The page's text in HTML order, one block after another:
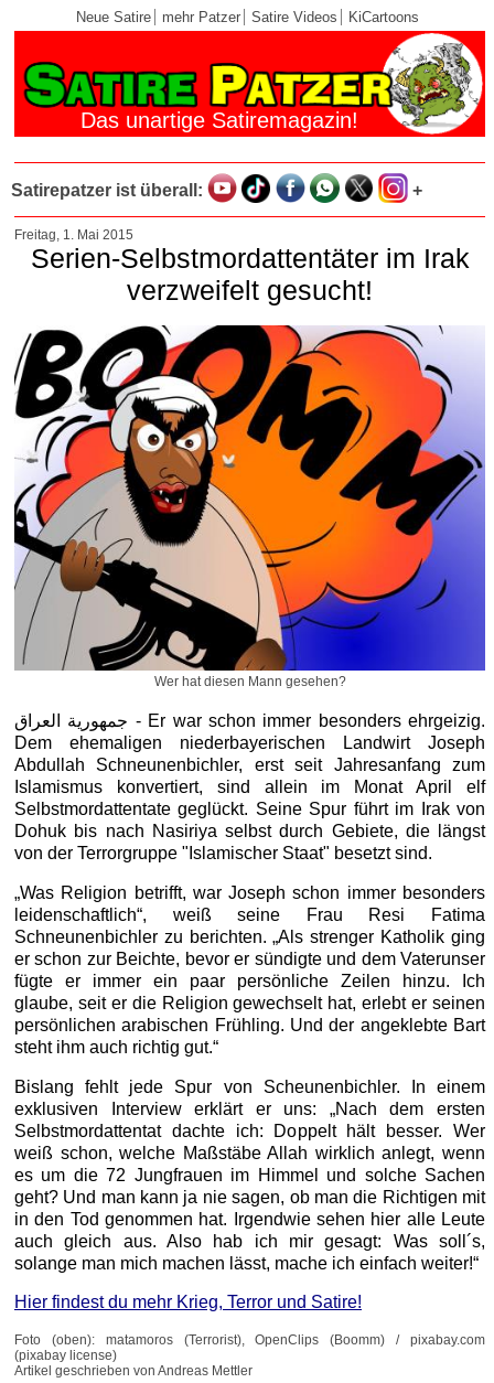
Neue Satire mehr Patzer Satire Videos KiCartoons
Das unartige Satiremagazin!
Satirepatzer ist überall: +
Freitag, 1. Mai 2015
Serien-Selbstmordattentäter im Irak
verzweifelt gesucht!
Wer hat diesen Mann gesehen?
جمهورية العراق - Er war schon immer besonders ehrgeizig.
Dem ehemaligen niederbayerischen Landwirt Joseph
Abdullah Schneunenbichler, erst seit Jahresanfang zum
Islamismus konvertiert, sind allein im Monat April elf
Selbstmordattentate geglückt. Seine Spur führt im Irak von
Dohuk bis nach Nasiriya selbst durch Gebiete, die längst
von der Terrorgruppe "Islamischer Staat" besetzt sind.
„Was Religion betrifft, war Joseph schon immer besonders
leidenschaftlich“, weiß seine Frau Resi Fatima
Schneunenbichler zu berichten. „Als strenger Katholik ging
er schon zur Beichte, bevor er sündigte und dem Vaterunser
fügte er immer ein paar persönliche Zeilen hinzu. Ich
glaube, seit er die Religion gewechselt hat, erlebt er seinen
persönlichen arabischen Frühling. Und der angeklebte Bart
steht ihm auch richtig gut.“
Bislang fehlt jede Spur von Scheunenbichler. In einem
exklusiven Interview erklärt er uns: „Nach dem ersten
Selbstmordattentat dachte ich: Doppelt hält besser. Wer
weiß schon, welche Maßstäbe Allah wirklich anlegt, wenn
es um die 72 Jungfrauen im Himmel und solche Sachen
geht? Und man kann ja nie sagen, ob man die Richtigen mit
in den Tod genommen hat. Irgendwie sehen hier alle Leute
auch gleich aus. Also hab ich mir gesagt: Was soll´s,
solange man mich machen lässt, mache ich einfach weiter!“
Hier findest du mehr Krieg, Terror und Satire!
Foto (oben): matamoros (Terrorist), OpenClips (Boomm) / pixabay.com
(pixabay license)
Artikel geschrieben von Andreas Mettler